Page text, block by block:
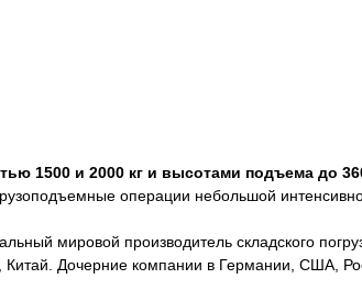
1500 и 2000 кг и высотами подъема до
операции небольшой
мировой производитель складского
Дочерние компании в Германии, США,